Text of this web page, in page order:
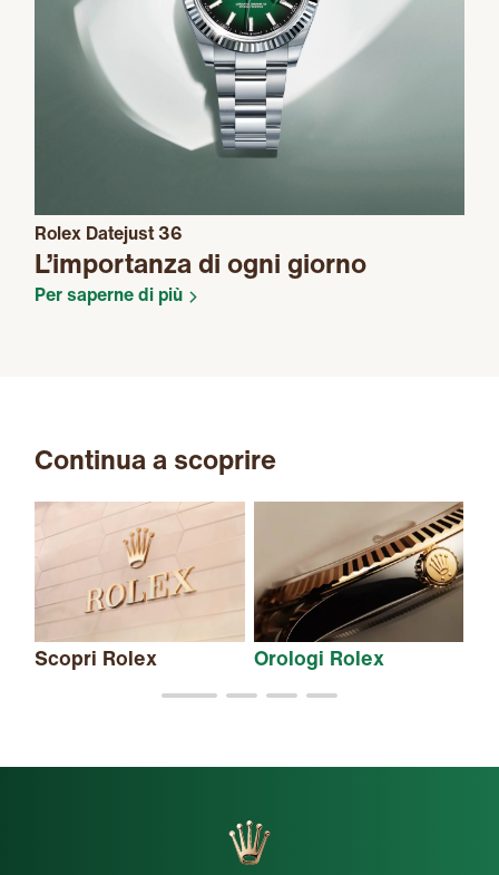
Rolex Datejust 36
L’importanza di ogni giorno
Per saperne di più
Continua a scoprire
Scopri Rolex Orologi Rolex